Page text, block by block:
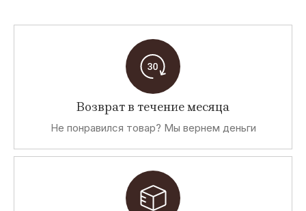
Возврат в течение месяца
Не понравился товар? Мы вернем деньги